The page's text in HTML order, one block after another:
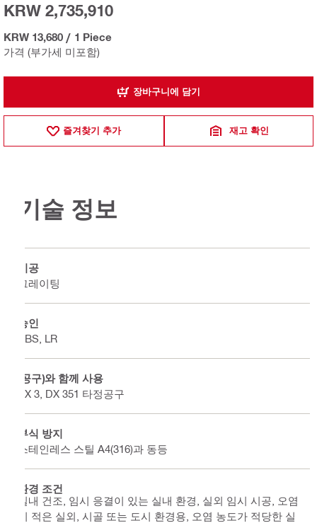
가격 (부가세 미포함)
KRW 2,735,910
KRW 13,680 / 1 Piece
장바구니에 담기
즐겨찾기 추가 재고 확인
기술 정보
시공
그레이팅
승인
ABS, LR
(공구)와 함께 사용
BX 3, DX 351 타정공구
부식 방지
스테인레스 스틸 A4(316)과 동등
환경 조건
실내 건조, 임시 응결이 있는 실내 환경, 실외 임시 시공, 오염
이 적은 실외, 시골 또는 도시 환경용, 오염 농도가 적당한 실